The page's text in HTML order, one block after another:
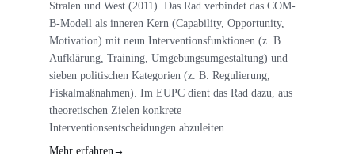
Stralen und West (2011). Das Rad verbindet das COM-
B-Modell als inneren Kern (Capability, Opportunity,
Motivation) mit neun Interventionsfunktionen (z. B.
Aufklärung, Training, Umgebungsumgestaltung) und
sieben politischen Kategorien (z. B. Regulierung,
Fiskalmaßnahmen). Im EUPC dient das Rad dazu, aus
theoretischen Zielen konkrete
Interventionsentscheidungen abzuleiten.
Mehr erfahren →